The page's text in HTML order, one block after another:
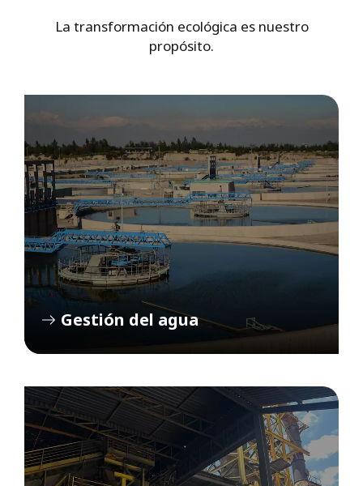
La transformación ecológica es nuestro
propósito.
Gestión del agua